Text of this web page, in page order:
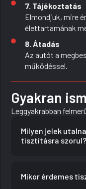
7. Tájékoztatás
Elmondjuk, mire
élettartamának
8. Átadás
Az autót a
működéssel.
Gyakran
Leggyakrabban
Milyen jelek
tisztításra szorul?
Mikor érdemes